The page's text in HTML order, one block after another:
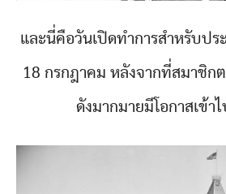
และนี่คือวันเปิดทำการสำหรับป
18 กรกฎาคม หลังจากที่สมาชิก
ดังมากมายมีโอกาสเข้า